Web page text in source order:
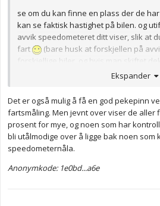
se om du kan finne en plass der de
kan se faktisk hastighet på bilen. og
avvik speedometeret ditt viser, slik at
fart
(bare husk at forskjellen på
forskjellige biler, og hvis man skiftet
Ekspander
Det er også mulig å få en god pekepinn
fartsmåling. Men jevnt over viser de
prosent for mye, og noen som har
bli utålmodige over å ligge bak noen som
speedometernåla.
Anonymkode: 1e0bd...a6e